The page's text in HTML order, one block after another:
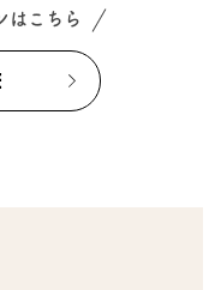
はこちら